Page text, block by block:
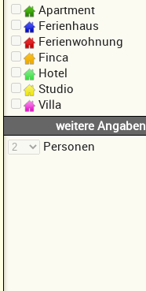
Apartment
Ferienhaus
Ferienwohnung
Finca
Hotel
Studio
Villa
weitere Angaben
Personen